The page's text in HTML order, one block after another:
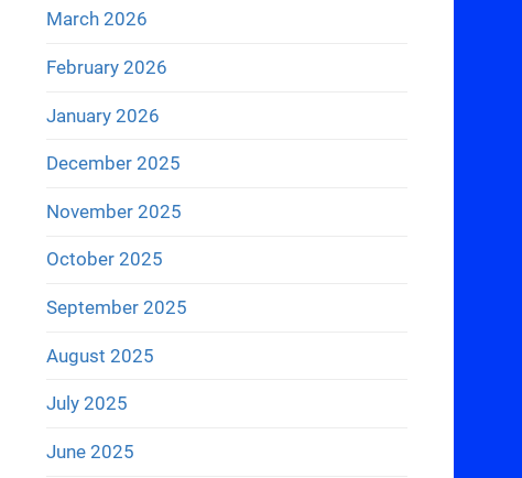
March 2026
February 2026
January 2026
December 2025
November 2025
October 2025
September 2025
August 2025
July 2025
June 2025